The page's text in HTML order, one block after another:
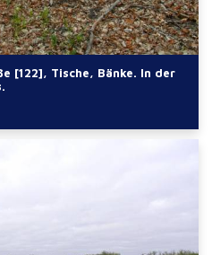
[122], Tische, Bänke. In der